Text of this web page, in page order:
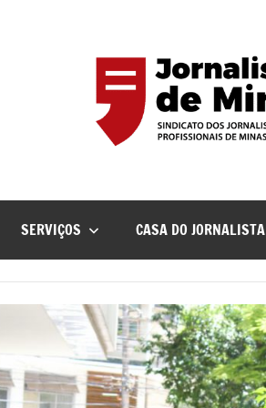
SERVIÇOS CASA DO JORNALISTA